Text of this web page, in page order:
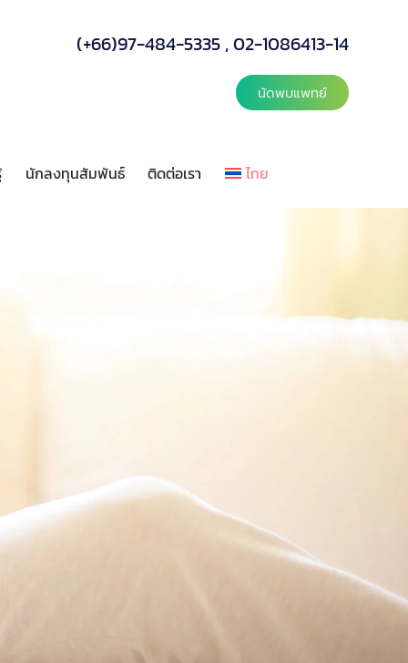
(+66)97-484-5335,02-1086413-14
นัดพบแพทย์
นักลงทุนสัมพันธ์ ติดต่อเรา ไทย